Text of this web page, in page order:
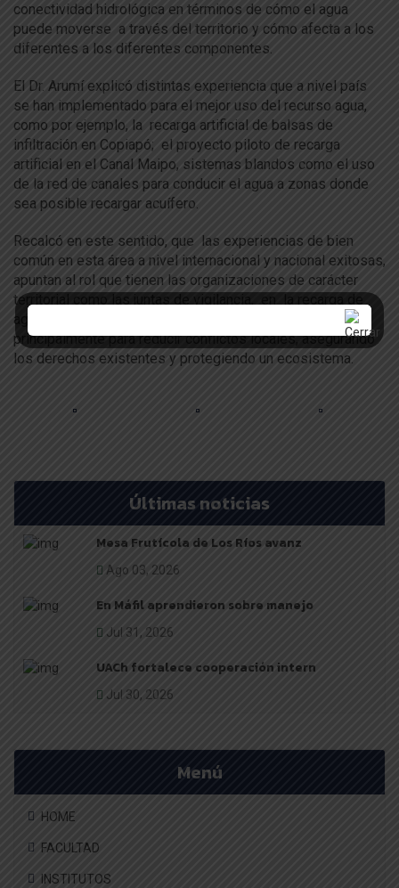
conectividad hidrológica en términos de cómo el agua
puede moverse a través del territorio y cómo afecta a los
diferentes a los diferentes componentes.
El Dr. Arumí explicó distintas experiencia que a nivel país
se han implementado para el mejor uso del recurso agua,
como por ejemplo, la recarga artificial de balsas de
infiltración en Copiapó; el proyecto piloto de recarga
artificial en el Canal Maipo, sistemas blandos como el uso
de la red de canales para conducir el agua a zonas donde
sea posible recargar acuífero.
Recalcó en este sentido, que las experiencias de bien
común en esta área a nivel internacional y nacional exitosas,
apuntan al rol que tienen las organizaciones de carácter
territorial como las juntas de vigilancia, en la recarga de
aguas subterráneas para generar soluciones públicas,
principalmente para reducir conflictos locales, asegurando
los derechos existentes y protegiendo un ecosistema.
Últimas noticias
Mesa Frutícola de Los Ríos avanz
Ago 03, 2026
En Máfil aprendieron sobre manejo
Jul 31, 2026
UACh fortalece cooperación intern
Jul 30, 2026
Menú
HOME
FACULTAD
INSTITUTOS